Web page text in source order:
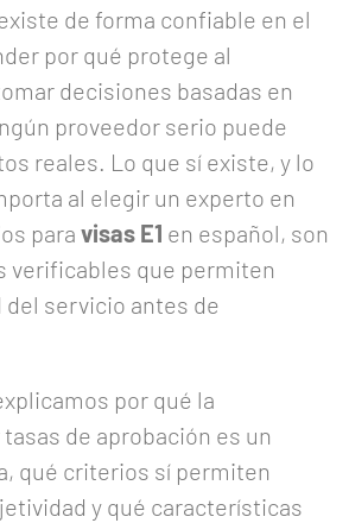
de forma confiable en el
por qué protege al
decisiones basadas en
proveedor serio puede
reales. Lo que sí existe, y lo
al elegir un experto en
para visas E1 en español, son
verificables que permiten
del servicio antes de
por qué la
de aprobación es un
qué criterios sí permiten
y qué características